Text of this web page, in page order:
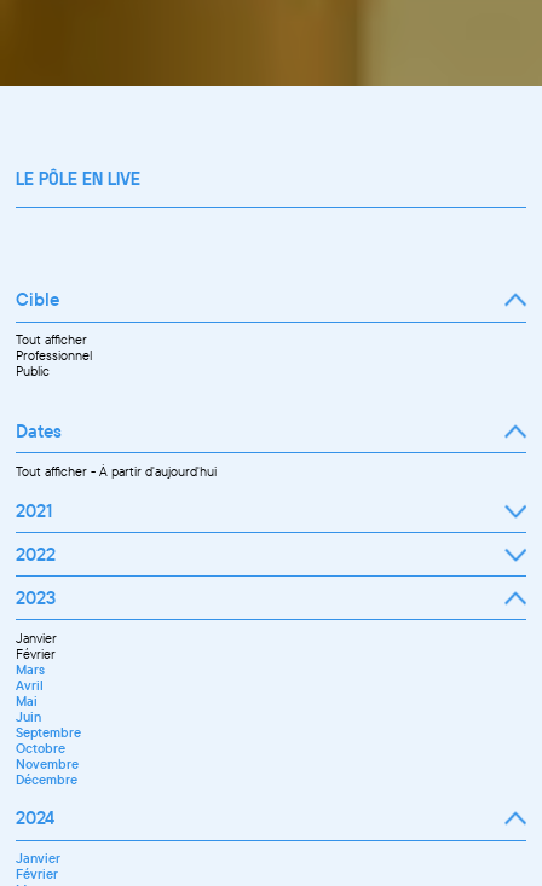
LE PÔLE EN LIVE
Cible
Tout afficher
Professionnel
Public
Dates
Tout afficher-À partir d'aujourd'hui
2021
Septembre
Octobre
Novembre
Décembre
2022
Janvier
Février
Mars
Avril
Mai
Juin
Juillet
Septembre
Octobre
Novembre
Décembre
2023
Janvier
Février
Mars
Avril
Mai
Juin
Septembre
Octobre
Novembre
Décembre
2024
Janvier
Février